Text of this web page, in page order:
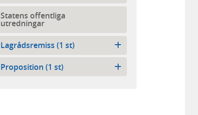
Statens offentliga
utredningar
Lagrådsremiss (1 st)
Proposition (1 st)